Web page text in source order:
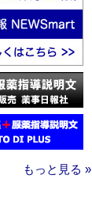
もっと見る »